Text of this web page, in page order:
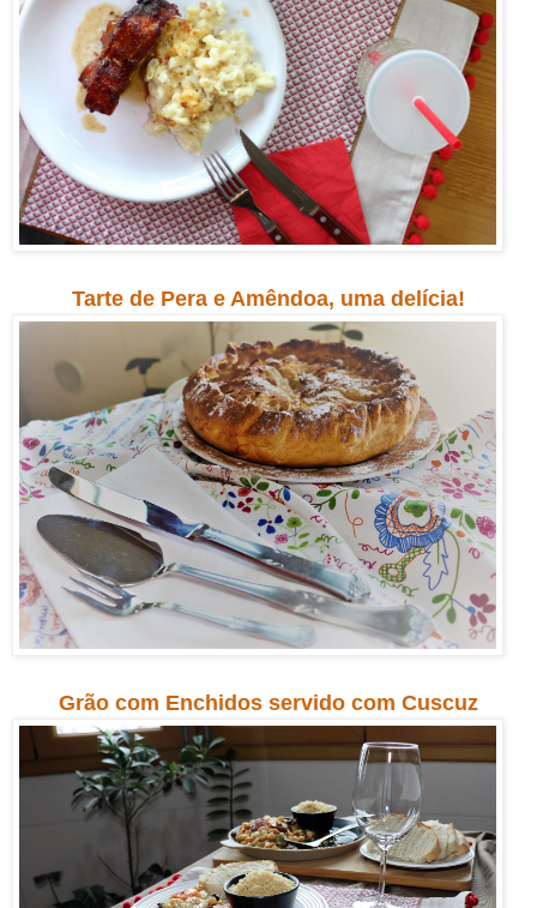
Tarte de Pera e Amêndoa, uma delícia!
Grão com Enchidos servido com Cuscuz